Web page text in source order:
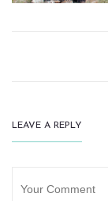
LEAVE A REPLY